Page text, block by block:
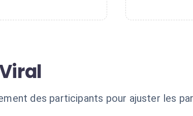
des participants pour ajuster les